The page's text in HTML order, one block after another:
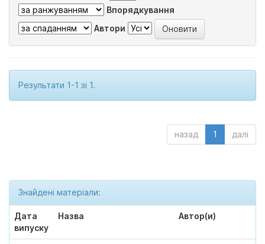
Впорядкування
Автори
Результати 1-1 зі 1.
назад 1 далі
Знайдені матеріали:
Дата
випуску
Назва Автор(и)